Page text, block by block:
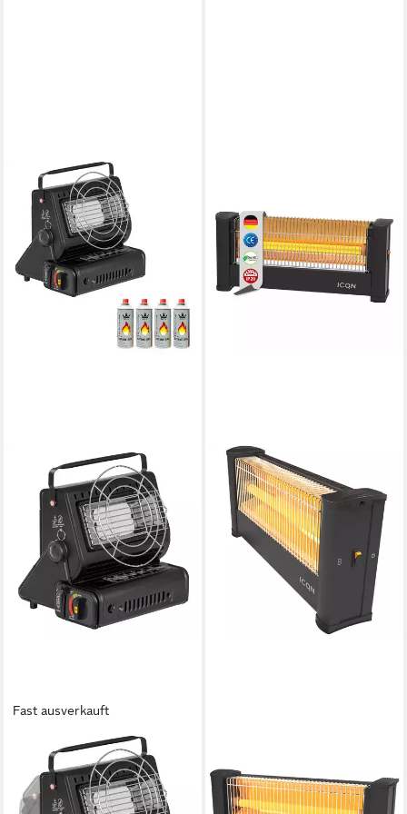
Fast ausverkauft
MIANOVA
Heizstrahler Camping Heizung
2in1 Gasheizung 90° drehbar
1,3 KW + 4 Gaskartuschen,
Standheizstrahler für Büro
oder Haus, 135 Zentimeter